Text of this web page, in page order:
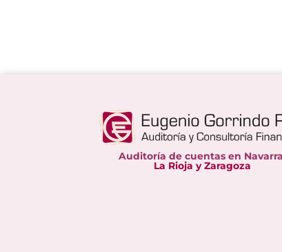
Auditoría de cuentas en
La Rioja y Zaragoza